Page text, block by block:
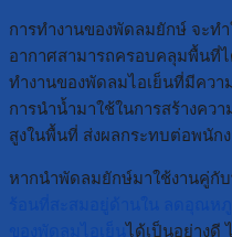
การทำงานของพัดลมยักษ์ จะท
อากาศสามารถครอบคลุมพื้นที่ไ
ทำงานของพัดลมไอเย็นที่มีคว
การนำน้ำมาใช้ในการสร้างคว
สูงในพื้นที่ ส่งผลกระทบต่อพนัก
หากนำพัดลมยักษ์มาใช้งานคู่กั
ของพัดลมไอเย็นได้เป็นอย่างดี